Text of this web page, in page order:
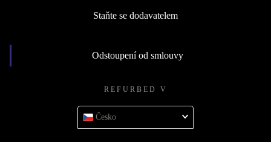
Staňte se dodavatelem
Odstoupení od smlouvy
REFURBED V
Česko